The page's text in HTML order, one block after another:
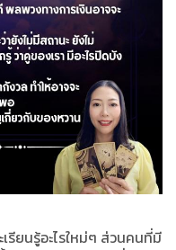
รียนรู้อะไรใหม่ๆ ส่วนคนที่มี